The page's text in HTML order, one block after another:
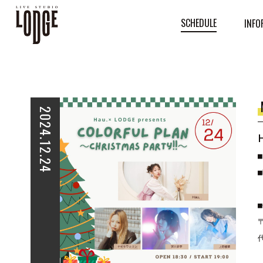
SCHEDULE
2024.12.24